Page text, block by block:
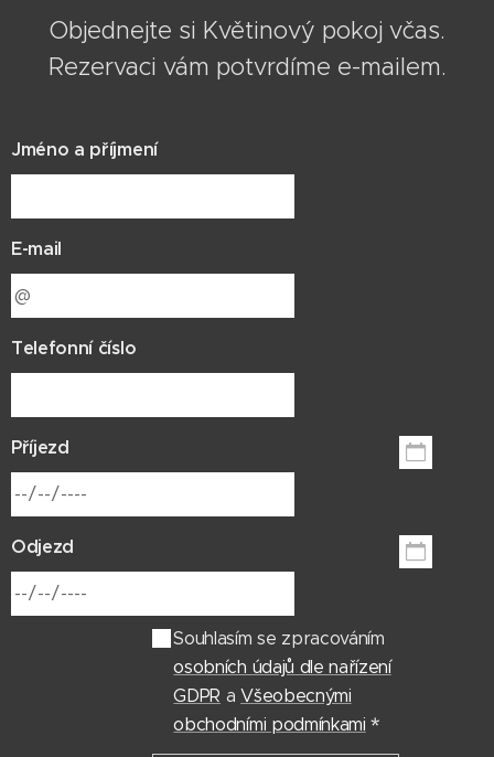
Objednejte si Květinový pokoj včas.
Rezervaci vám potvrdíme e-mailem.
Jméno a příjmení
E-mail
Telefonní číslo
Příjezd
Odjezd
Souhlasím se zpracováním
osobních údajů dle nařízení
GDPR aVšeobecnými
obchodními podmínkami